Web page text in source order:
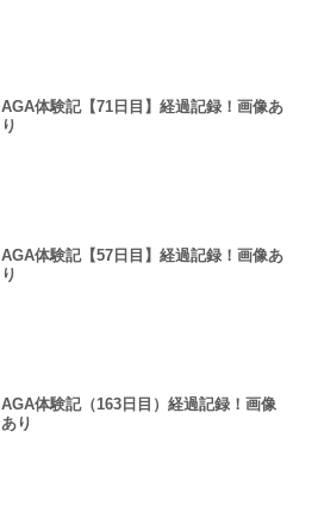
AGA体験記【71日目】経過記録！画像あ
り
AGA体験記【57日目】経過記録！画像あ
り
AGA体験記（163日目）経過記録！画像
あり